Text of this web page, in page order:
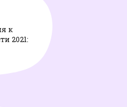
к
2021: